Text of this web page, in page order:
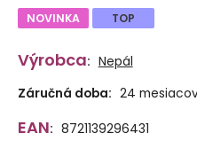
NOVINKA TOP
Výrobca: Nepál
Záručná doba: 24
EAN: 8721139296431